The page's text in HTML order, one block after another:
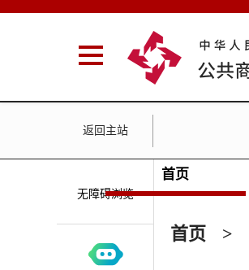
返回主站
首页
首页 >
无障碍浏览